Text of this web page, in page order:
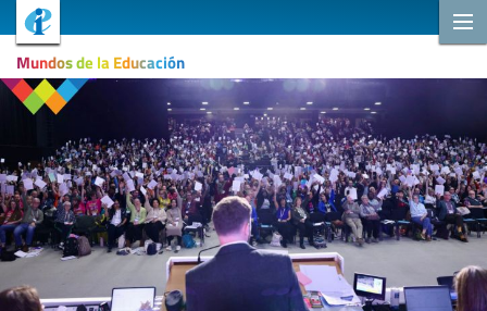
Mundos de la Educación